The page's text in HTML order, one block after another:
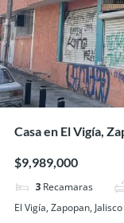
Casa en El Vigía,
$9,989,000
3 Recamaras
El Vigía, Zapopan, Jalisco